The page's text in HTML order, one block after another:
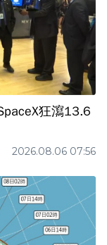
狂瀉13.6
2026.08.06 07:56